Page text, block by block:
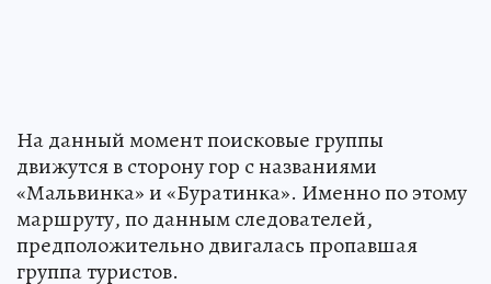
На данный момент поисковые группы
движутся в сторону гор с названиями
«Мальвинка» и «Буратинка». Именно по этому
маршруту, по данным следователей,
предположительно двигалась пропавшая
группа туристов.